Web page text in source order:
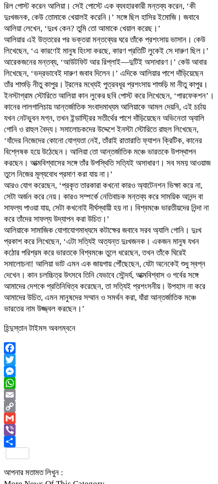
রিল পোস্ট করেন আলিয়া। সেই পোস্টে এক ব্যবহারকারী মন্তব্য করেন, ‘কী
দুঃখজনক, কেউ তোমাকে খেয়ালই করেনি।’ সঙ্গে ছিল হাসির ইমোজি। জবাবে
আলিয়া লেখেন, ‘দুঃখ কেন? তুমি তো আমাকে খেয়াল করেছ।’
আলিয়ার এই উত্তরের পর ভক্তরা মন্তব্যের ঘরে তাঁকে প্রশংসায় ভাসান। কেউ
লিখেছেন, ‘এ কারণেই মানুষ হিংসা করছে, কারণ প্রতিটি লুকেই সে দারুণ ছিল।’
আরেকজনের মন্তব্য, ‘আউটফিট আর রিপ্লাই—দুটিই অসাধারণ।’ কেউ আবার
লিখেছেন, ‘ভদ্রভাবেই দারুণ জবাব দিলেন।’ এদিকে আলিয়ার পাশে দাঁড়িয়েছেন
তাঁর শাশুড়ি নীতু কাপুর। ট্রলের মধ্যেই পুত্রবধূর প্রশংসায় শাশুড়ি মা নীতু কাপুর।
ইনস্টাগ্রাম স্টোরিতে আলিয়া কান লুকের ছবি পোস্ট করে লিখেছেন, ‘পারফেকশন’।
কানের লালগালিচায় আন্তর্জাতিক সংবাদমাধ্যম আলিয়াকে আমল দেয়নি, এই চর্চায়
যখন নেটভুবন মগ্ন, তখন ইন্ডাস্ট্রির সতীর্থের পাশে দাঁড়িয়েছেন অভিনেতা অ্যালি
গোনি ও রাহুল বৈদ্য। সমালোচকদের উদ্দেশে ইনস্টা স্টোরিতে রাহুল লিখেছেন,
‘যাঁদের নিজেদের কোনো যোগ্যতা নেই, তাঁরাই রাতারাতি ফ্যাশন ক্রিটিক, কানের
বিশ্লেষক হয়ে উঠেছেন। আলিয়া তো আন্তর্জাতিক মঞ্চে ভারতকে উপস্থাপন
করছেন। আত্মবিশ্বাসের সঙ্গে তাঁর উপস্থিতি সত্যিই অসাধারণ। সব সময় আওয়াজ
তুলে নিজের মূল্যবোধ প্রমাণ করা যায় না।’
আরও যোগ করেছেন, ‘প্রকৃত তারকারা কখনো কারও অ্যাটেনশন ভিক্ষা করে না,
সেটা অর্জন করে নেয়। কারও সম্পর্কে নেতিবাচক মন্তব্য করে সাময়িক আনন্দ বা
সাফল্য পাওয়া যায়, সেটা কখনোই দীর্ঘস্থায়ী হয় না। বিশ্বমঞ্চে ভারতীয়দের নিন্দা না
করে তাঁদের সাফল্য উদ্‌যাপন করা উচিত।’
আলিয়াকে সামাজিক যোগাযোগমাধ্যমে কটাক্ষের জবাবে সরব অ্যালি গোনি। দুঃখ
প্রকাশ করে লিখেছেন, ‘এটা সত্যিই অত্যন্ত দুঃখজনক। একজন মানুষ যখন
কঠোর পরিশ্রম করে ভারতকে বিশ্বমঞ্চে তুলে ধরেছেন, তখন তাঁকে ঘিরেই
সমালোচনা! আলিয়া ভাট এমন এক জায়গায় পৌঁছেছেন, যেটা অনেকেই শুধু স্বপ্ন
দেখেন। কান চলচ্চিত্র উৎসবে তিনি যেভাবে সৌন্দর্য, আত্মবিশ্বাস ও গর্বের সঙ্গে
আমাদের দেশকে প্রতিনিধিত্ব করেছেন, তা সত্যিই প্রশংসনীয়। উপহাস না করে
আমাদের উচিত, এমন মানুষদের সম্মান ও সমর্থন করা, যাঁরা আন্তর্জাতিক মঞ্চে
ভারতের নাম উজ্জ্বল করছেন।’
হিন্দুস্তান টাইমস অবলম্বনে
Facebook
Twitter
Messenger
WhatsApp
Email
Copy
Link
Gmail
Viber
আপনার মতামত লিখুন :